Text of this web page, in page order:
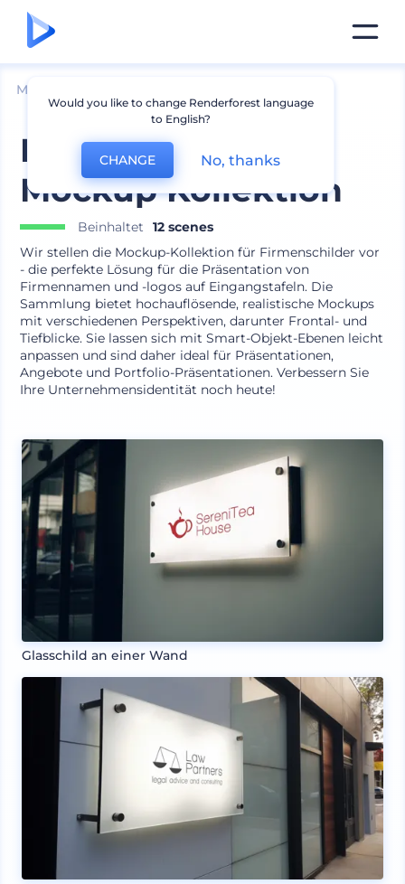
Mockups
Firmenplaketten
Mockup Kollektion
Beinhaltet
12 scenes
Wir stellen die Mockup-Kollektion für Firmenschilder vor
- die perfekte Lösung für die Präsentation von
Firmennamen und -logos auf Eingangstafeln. Die
Sammlung bietet hochauflösende, realistische Mockups
mit verschiedenen Perspektiven, darunter Frontal- und
Tiefblicke. Sie lassen sich mit Smart-Objekt-Ebenen leicht
anpassen und sind daher ideal für Präsentationen,
Angebote und Portfolio-Präsentationen. Verbessern Sie
Ihre Unternehmensidentität noch heute!
Glasschild an einer Wand
Would you like to change Renderforest language
to English?
CHANGE No, thanks